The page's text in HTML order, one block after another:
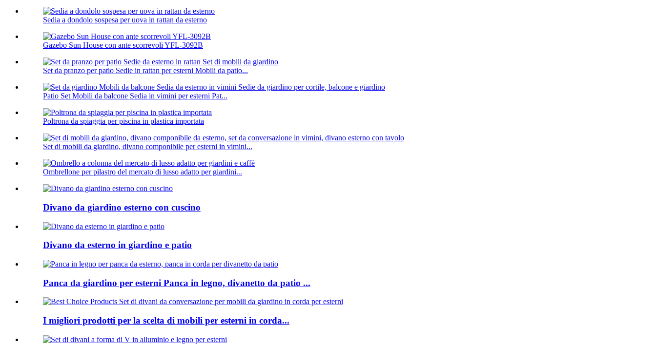
Sedia a dondolo sospesa per uova in rattan da esterno
Gazebo Sun House con ante scorrevoli YFL-3092B
Set da pranzo per patio Sedie in rattan per esterni Mobili da patio...
Patio Set Mobili da balcone Sedia in vimini per esterni Pat...
Poltrona da spiaggia per piscina in plastica importata
Set di mobili da giardino, divano componibile per esterni in vimini...
Ombrellone per pilastro del mercato di lusso adatto per giardini...
Divano da giardino esterno con cuscino
Divano da esterno in giardino e patio
Panca da giardino per esterni Panca in legno, divanetto da patio ...
I migliori prodotti per la scelta di mobili per esterni in corda...